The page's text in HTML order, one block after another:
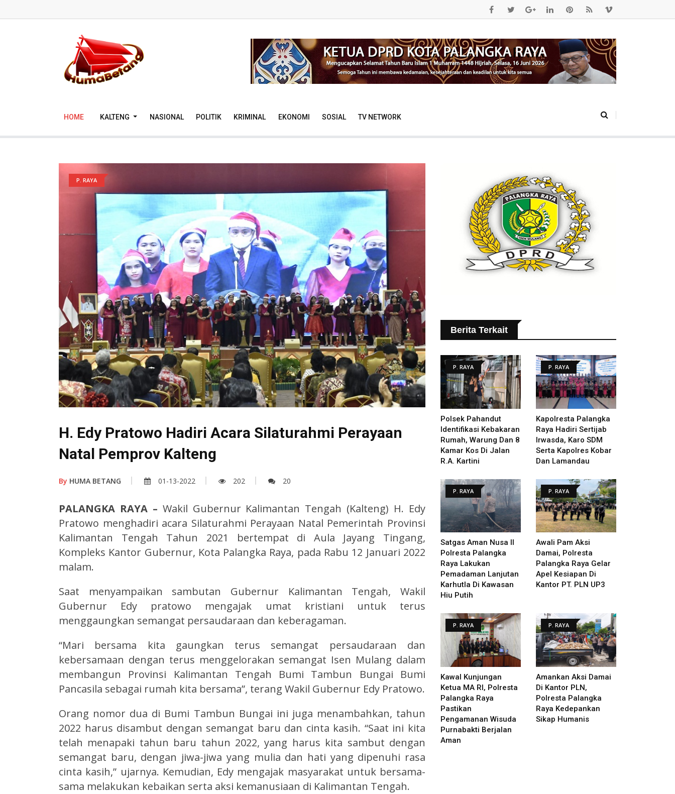
HOME KALTENG NASIONAL POLITIK KRIMINAL EKONOMI SOSIAL TV NETWORK
P. RAYA
H. Edy Pratowo Hadiri Acara Silaturahmi Perayaan
Natal Pemprov Kalteng
By HUMA BETANG 01-13-2022 202 20
PALANGKA RAYA – Wakil Gubernur Kalimantan Tengah (Kalteng) H. Edy
Pratowo menghadiri acara Silaturahmi Perayaan Natal Pemerintah Provinsi
Kalimantan Tengah Tahun 2021 bertempat di Aula Jayang Tingang,
Kompleks Kantor Gubernur, Kota Palangka Raya, pada Rabu 12 Januari 2022
malam.
Saat menyampaikan sambutan Gubernur Kalimantan Tengah, Wakil
Gubernur Edy pratowo mengajak umat kristiani untuk terus
menggaungkan semangat persaudaraan dan keberagaman.
“Mari bersama kita gaungkan terus semangat persaudaraan dan
kebersamaan dengan terus menggelorakan semangat Isen Mulang dalam
membangun Provinsi Kalimantan Tengah Bumi Tambun Bungai Bumi
Pancasila sebagai rumah kita bersama”, terang Wakil Gubernur Edy Pratowo.
Orang nomor dua di Bumi Tambun Bungai ini juga menambahkan, tahun
2022 harus disambut dengan semangat baru dan cinta kasih. “Saat ini kita
telah menapaki tahun baru tahun 2022, yang harus kita sambut dengan
semangat baru, dengan jiwa-jiwa yang mulia dan hati yang dipenuhi rasa
cinta kasih,” ujarnya. Kemudian, Edy mengajak masyarakat untuk bersama-
sama melakukan kebaikan serta aksi kemanusiaan di Kalimantan Tengah.
Berita Terkait
P. RAYA
Polsek Pahandut
Identifikasi Kebakaran
Rumah, Warung Dan 8
Kamar Kos Di Jalan
R.A. Kartini
P. RAYA
Kapolresta Palangka
Raya Hadiri Sertijab
Irwasda, Karo SDM
Serta Kapolres Kobar
Dan Lamandau
P. RAYA
Satgas Aman Nusa II
Polresta Palangka
Raya Lakukan
Pemadaman Lanjutan
Karhutla Di Kawasan
Hiu Putih
P. RAYA
Awali Pam Aksi
Damai, Polresta
Palangka Raya Gelar
Apel Kesiapan Di
Kantor PT. PLN UP3
P. RAYA
Kawal Kunjungan
Ketua MA RI, Polresta
Palangka Raya
Pastikan
Pengamanan Wisuda
Purnabakti Berjalan
Aman
P. RAYA
Amankan Aksi Damai
Di Kantor PLN,
Polresta Palangka
Raya Kedepankan
Sikap Humanis